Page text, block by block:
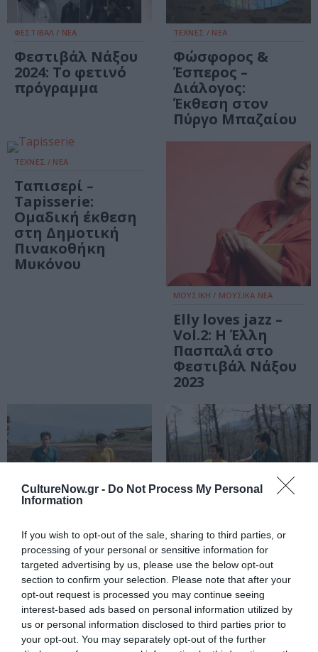
CultureNow.gr - Do Not Process My Personal
Information
If you wish to opt-out of the sale, sharing to third parties, or
processing of your personal or sensitive information for
targeted advertising by us, please use the below opt-out
section to confirm your selection. Please note that after your
opt-out request is processed you may continue seeing
interest-based ads based on personal information utilized by
us or personal information disclosed to third parties prior to
your opt-out. You may separately opt-out of the further
ΦΕΣΤΙΒΑΛ / ΝΕΑ
Φεστιβάλ Νάξου
2024: Το φετινό
πρόγραμμα
ΤΕΧΝΕΣ / ΝΕΑ
Φώσφορος &
Έσπερος –
Διάλογος:
Έκθεση στον
Πύργο Μπαζαίου
ΤΕΧΝΕΣ / ΝΕΑ
Ταπισερί –
Tapisserie:
Ομαδική έκθεση
στη Δημοτική
Πινακοθήκη
Μυκόνου
ΜΟΥΣΙΚΗ / ΜΟΥΣΙΚΑ ΝΕΑ
Elly loves jazz –
Vol.2: Η Έλλη
Πασπαλά στο
Φεστιβάλ Νάξου
2023
ΜΟΥΣΙΚΗ / ΜΟΥΣΙΚΑ ΝΕΑ
Ποιητικά να
κατοικεί ο
άνθρωπος, των
Μιχάλη και
Παντελή
23ο Φεστιβάλ
Νάξου: Το φετινό
καλλιτεχνικό
πρόγραμμα